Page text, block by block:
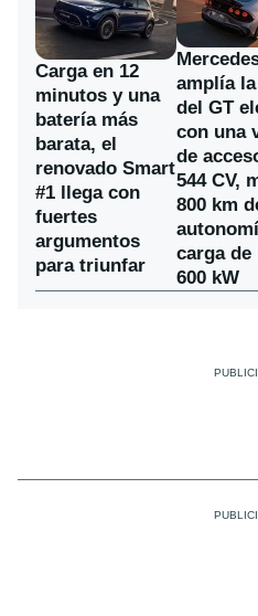
Carga en 12
minutos y una
batería más
barata, el
renovado Smart
#1 llega con
fuertes
argumentos
para triunfar
amplía
del GT
con una
de
544 CV,
800 km
carga de
600 kW